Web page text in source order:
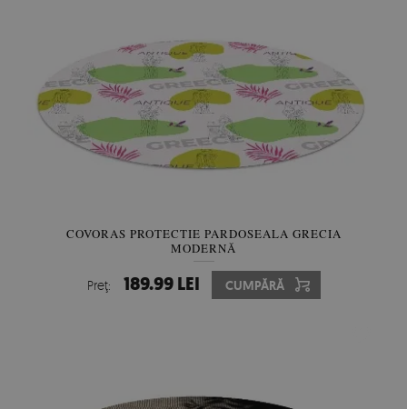
COVORAS PROTECTIE PARDOSEALA GRECIA
MODERNĂ
Preţ: 189.99 LEI CUMPĂRĂ